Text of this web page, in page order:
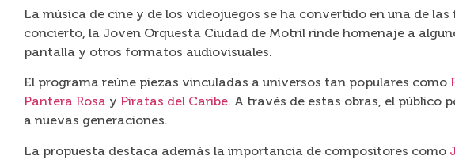
La música de cine y de los videojuegos se ha convertido en una de
concierto, la Joven Orquesta Ciudad de Motril rinde homenaje a
pantalla y otros formatos audiovisuales.
El programa reúne piezas vinculadas a universos tan populares como
Pantera Rosa y Piratas del Caribe. A través de estas obras, el
a nuevas generaciones.
La propuesta destaca además la importancia de compositores como